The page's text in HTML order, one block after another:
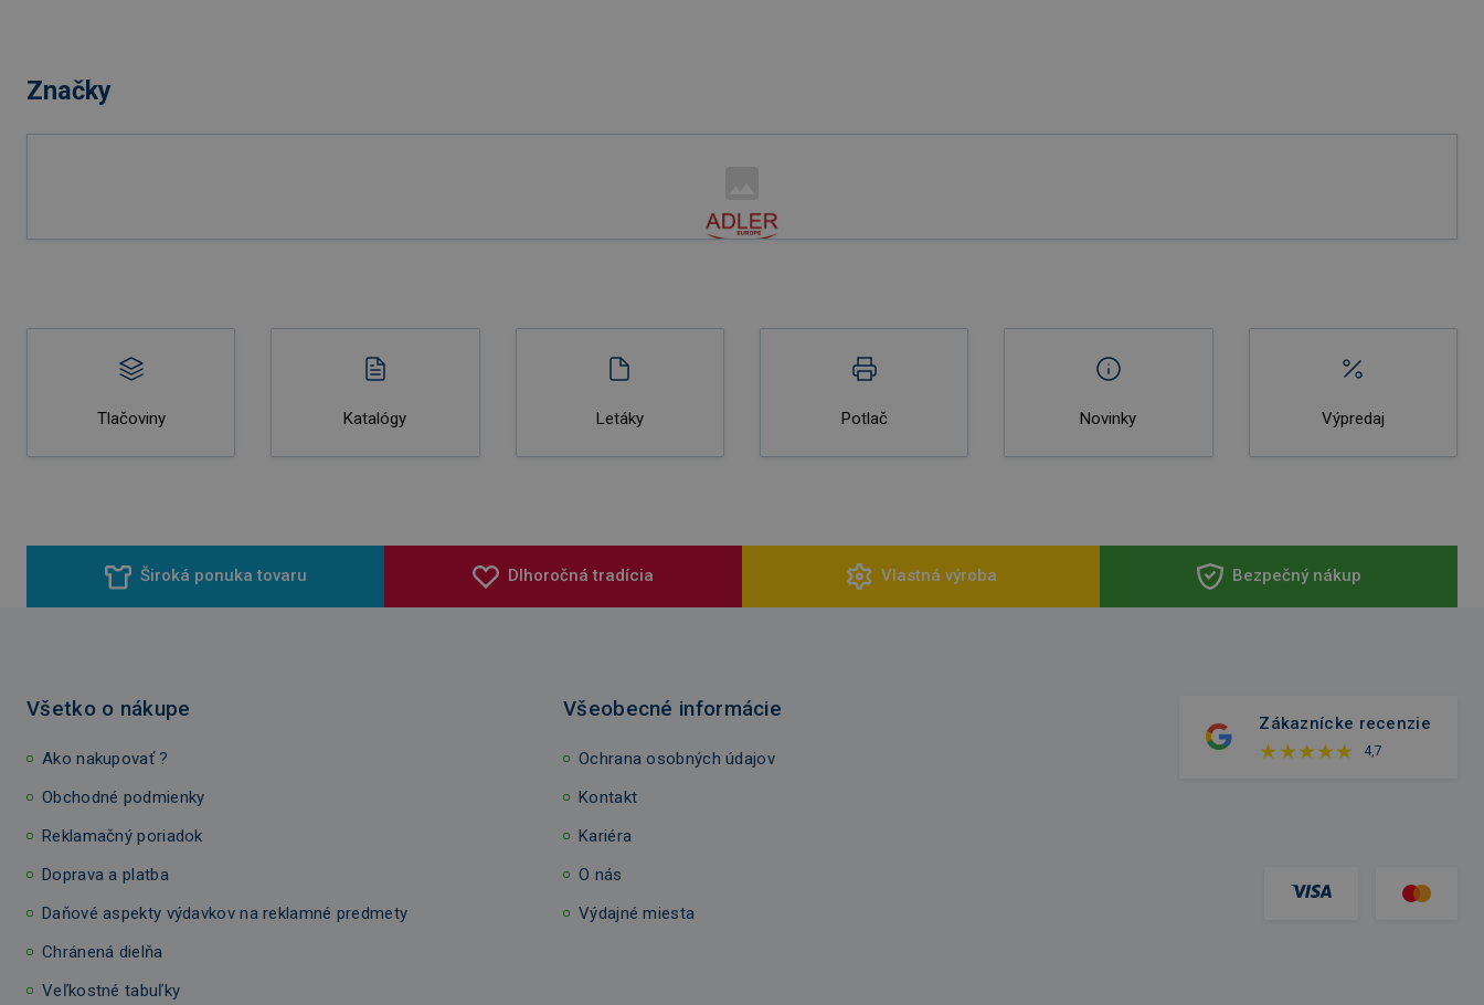
Značky
Tlačoviny Katalógy Letáky Potlač Novinky Výpredaj
Široká ponuka tovaru Dlhoročná tradícia Vlastná výroba Bezpečný nákup
Všetko o nákupe
Ako nakupovať ?
Obchodné podmienky
Reklamačný poriadok
Doprava a platba
Daňové aspekty výdavkov na reklamné predmety
Chránená dielňa
Veľkostné tabuľky
Všeobecné informácie
Ochrana osobných údajov
Kontakt
Kariéra
O nás
Výdajné miesta
Zákaznícke recenzie
4,7